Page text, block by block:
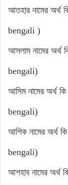
আতহার নামের
bengali )
আসলাম নামের
bengali)
আসিম নামের অর্থ
bengali)
আশিক নামের অর্থ
bengali)
আশহাব নামের